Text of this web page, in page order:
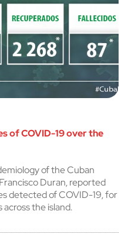
of COVID-19 over the
of the Cuban
Duran, reported
detected of COVID-19, for
the island.